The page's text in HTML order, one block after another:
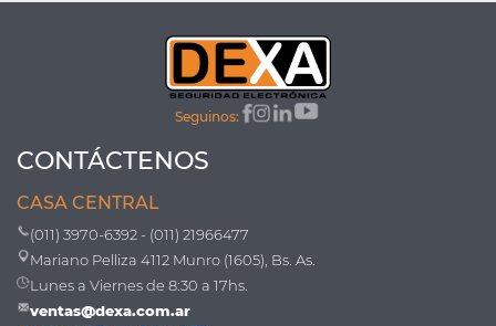
Seguinos:
CONTÁCTENOS
CASA CENTRAL
(011) 3970-6392 - (011) 21966477
Mariano Pelliza 4112 Munro (1605), Bs. As.
Lunes a Viernes de 8:30 a 17hs.
ventas@dexa.com.ar